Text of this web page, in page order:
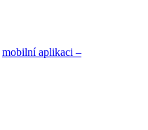
mobilní aplikaci –